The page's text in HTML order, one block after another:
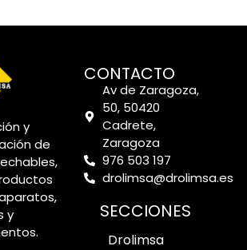
y
de
y
CONTACTO
Av de Zaragoza,
50, 50420
Cadrete,
Zaragoza
976 503 197
drolimsa@drolimsa.es
SECCIONES
Drolimsa